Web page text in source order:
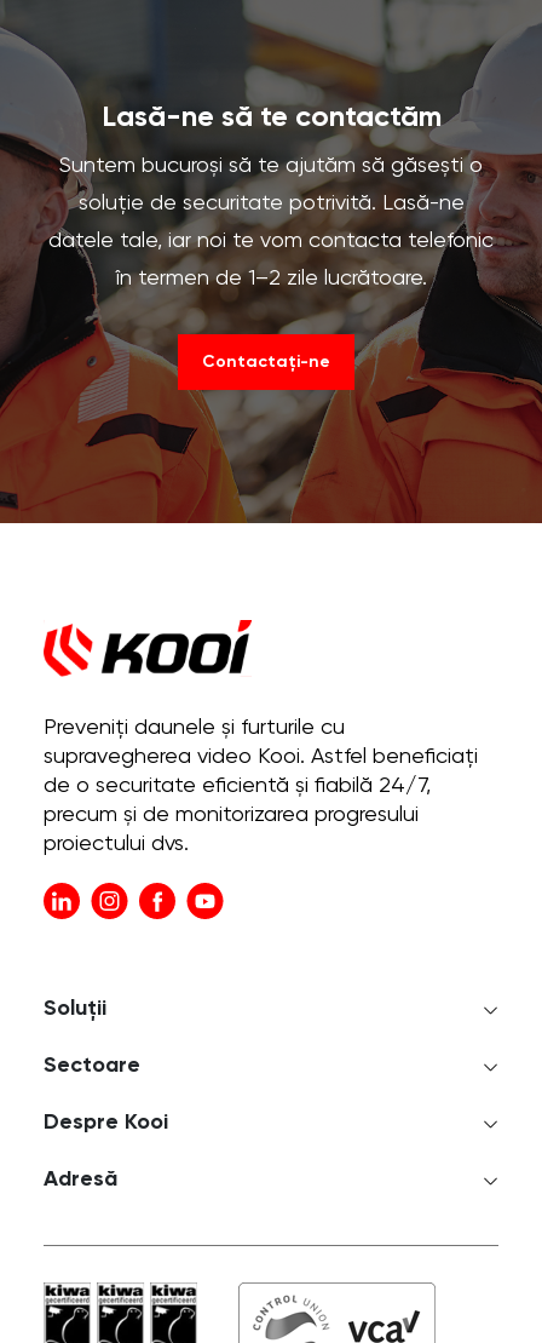
Lasă-ne să te contactăm
Suntem bucuroși să te ajutăm să găsești o
soluție de securitate potrivită. Lasă-ne
datele tale, iar noi te vom contacta telefonic
în termen de 1–2 zile lucrătoare.
Contactați-ne
Preveniți daunele și furturile cu
supravegherea video Kooi. Astfel beneficiați
de o securitate eficientă și fiabilă 24/7,
precum și de monitorizarea progresului
proiectului dvs.
Soluții
Sectoare
Despre Kooi
Adresă